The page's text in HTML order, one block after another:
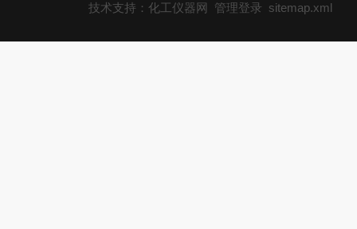
技术支持：化工仪器网
管理登录 sitemap.xml